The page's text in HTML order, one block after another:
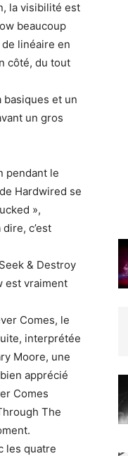
la visibilité est
beaucoup
linéaire en
côté, du tout
basiques et un
un gros
pendant le
Hardwired se
»,
c’est
& Destroy
est vraiment
Comes, le
interprétée
Moore, une
apprécié
Comes
The
les quatre